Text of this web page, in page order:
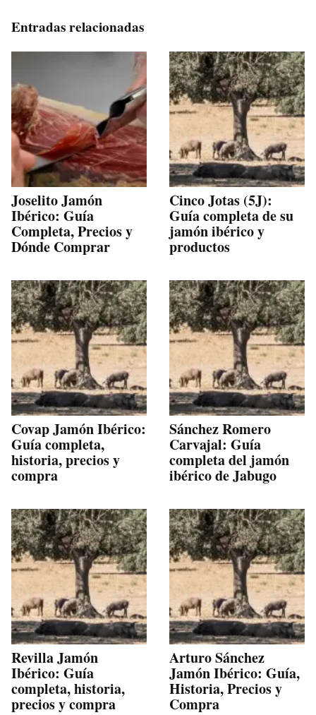
Entradas relacionadas
Joselito Jamón
Ibérico: Guía
Completa, Precios y
Dónde Comprar
Cinco Jotas (5J):
Guía completa de su
jamón ibérico y
productos
Covap Jamón Ibérico:
Guía completa,
historia, precios y
compra
Sánchez Romero
Carvajal: Guía
completa del jamón
ibérico de Jabugo
Revilla Jamón
Ibérico: Guía
completa, historia,
precios y compra
Arturo Sánchez
Jamón Ibérico: Guía,
Historia, Precios y
Compra